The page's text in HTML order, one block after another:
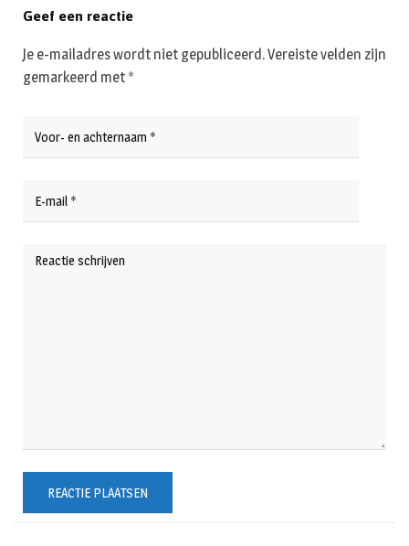
Geef een reactie
Je e-mailadres wordt niet gepubliceerd.Vereiste velden zijn
gemarkeerd met *